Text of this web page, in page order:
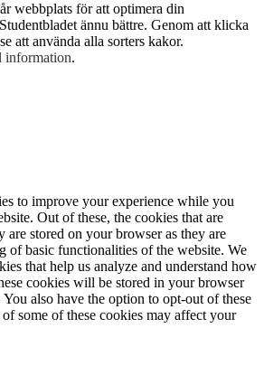
webbplats för att optimera din
ännu bättre. Genom att klicka
att använda alla sorters kakor.
information.
to improve your experience while you
Out of these, the cookies that are
are stored on your browser as they are
of basic functionalities of the website. We
that help us analyze and understand how
cookies will be stored in your browser
also have the option to opt-out of these
some of these cookies may affect your